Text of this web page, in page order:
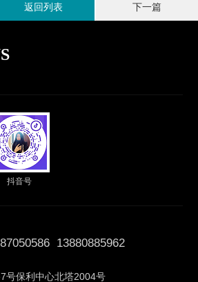
返回列表 下一篇
抖音号
13880885962
号保利中心北塔2004号